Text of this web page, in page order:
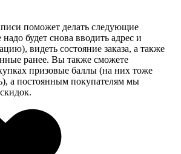
поможет делать следующие
будет снова вводить адрес и
видеть состояние заказа, а также
ранее. Вы также сможете
призовые баллы (на них тоже
а постоянным покупателям мы